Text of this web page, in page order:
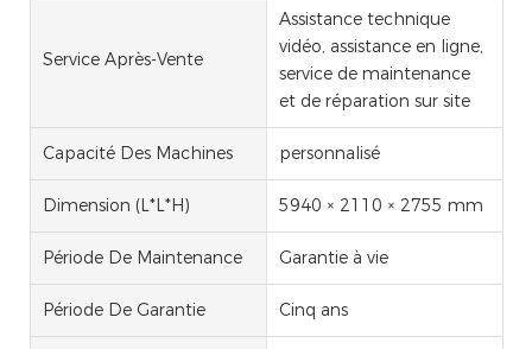
Service Après-Vente
Assistance technique
vidéo, assistance en ligne,
service de maintenance
et de réparation sur site
Capacité Des Machines personnalisé
Dimension (l*l*h) 5940 × 2110 × 2755 mm
Période De Maintenance Garantie à vie
Période De Garantie Cinq ans